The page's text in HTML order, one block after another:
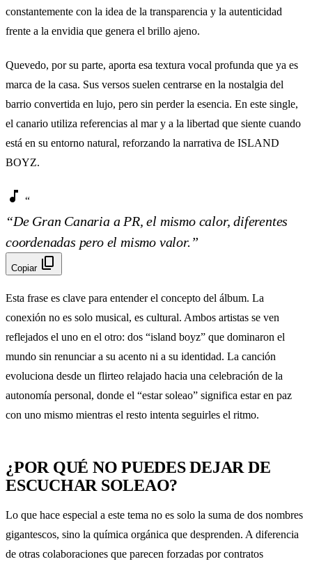
constantemente con la idea de la transparencia y la autenticidad
frente a la envidia que genera el brillo ajeno.
Quevedo, por su parte, aporta esa textura vocal profunda que ya es
marca de la casa. Sus versos suelen centrarse en la nostalgia del
barrio convertida en lujo, pero sin perder la esencia. En este single,
el canario utiliza referencias al mar y a la libertad que siente cuando
está en su entorno natural, reforzando la narrativa de ISLAND
BOYZ.
music_note “
“De Gran Canaria a PR, el mismo calor, diferentes
coordenadas pero el mismo valor.”
Copiar content_copy
Esta frase es clave para entender el concepto del álbum. La
conexión no es solo musical, es cultural. Ambos artistas se ven
reflejados el uno en el otro: dos “island boyz” que dominaron el
mundo sin renunciar a su acento ni a su identidad. La canción
evoluciona desde un flirteo relajado hacia una celebración de la
autonomía personal, donde el “estar soleao” significa estar en paz
con uno mismo mientras el resto intenta seguirles el ritmo.
¿POR QUÉ NO PUEDES DEJAR DE
ESCUCHAR SOLEAO?
Lo que hace especial a este tema no es solo la suma de dos nombres
gigantescos, sino la química orgánica que desprenden. A diferencia
de otras colaboraciones que parecen forzadas por contratos